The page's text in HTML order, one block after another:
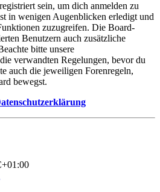
sein, um dich anmelden zu
in wenigen Augenblicken erledigt und
zuzugreifen. Die Board-
Benutzern auch zusätzliche
bitte unsere
verwandten Regelungen, bevor du
auch die jeweiligen Forenregeln,
bewegst.